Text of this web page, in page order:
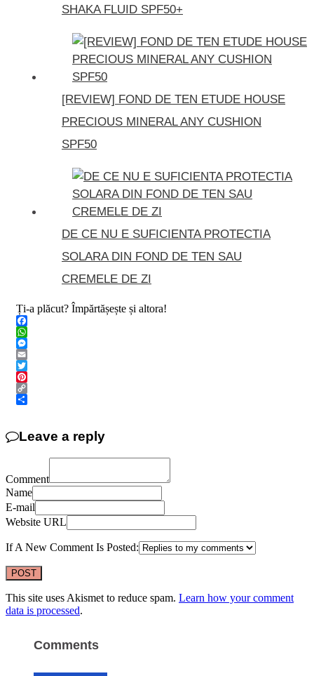
SHAKA FLUID SPF50+
[REVIEW] FOND DE TEN ETUDE HOUSE
PRECIOUS MINERAL ANY CUSHION
SPF50
DE CE NU E SUFICIENTA PROTECTIA
SOLARA DIN FOND DE TEN SAU
CREMELE DE ZI
Ți-a plăcut? Împărtășește și altora!
Facebook
WhatsApp
Messenger
Email
Twitter
Pinterest
Copy
Leave a reply
Comment
Name
E-mail
Website URL
If A New Comment Is Posted:
This site uses Akismet to reduce spam. Learn how your comment
data is processed.
Comments